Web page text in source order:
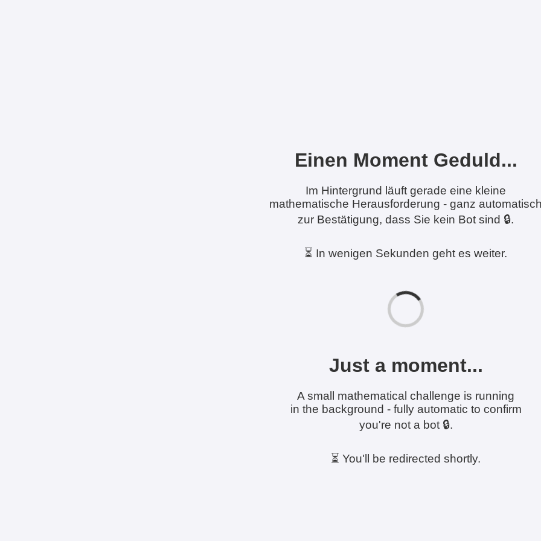
Einen Moment Geduld...
Im Hintergrund läuft gerade eine kleine
mathematische Herausforderung - ganz
zur Bestätigung, dass Sie kein Bot sind 🔒.
⏳ In wenigen Sekunden geht es weiter.
Just a moment...
A small mathematical challenge is running
in the background - fully automatic to confirm
you're not a bot 🔒.
⏳ You'll be redirected shortly.